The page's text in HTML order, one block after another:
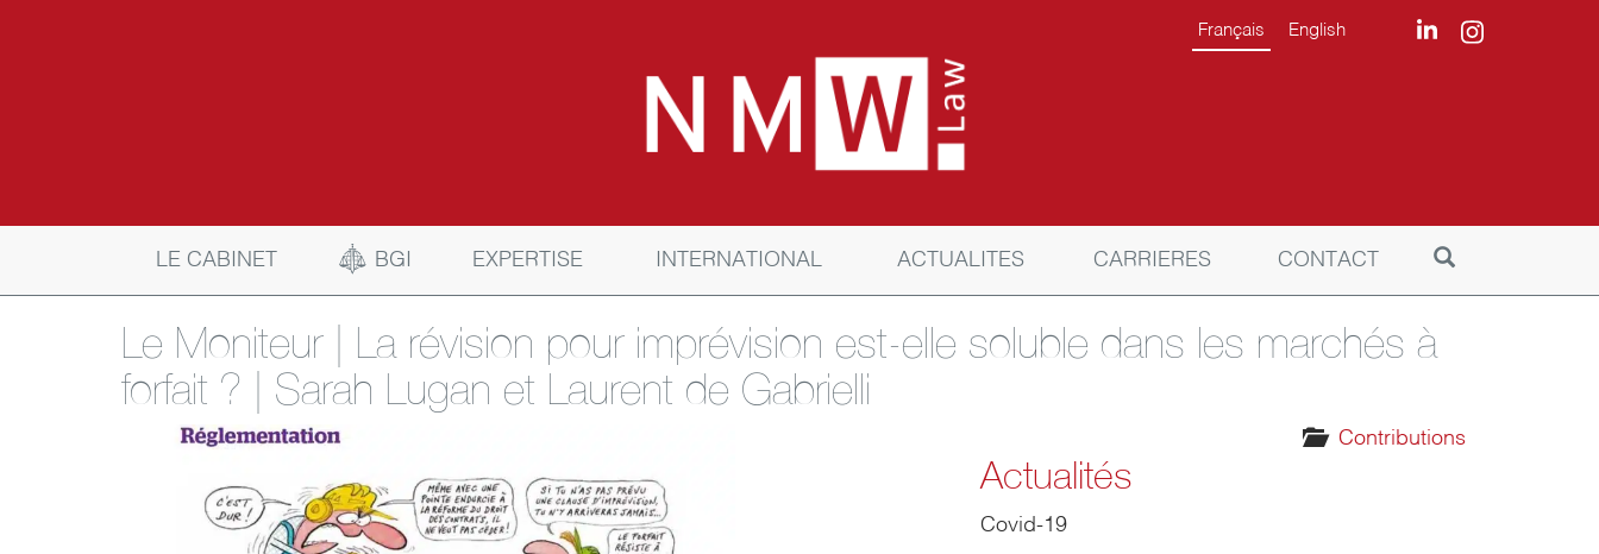
Français English
LE CABINET BGI EXPERTISE INTERNATIONAL ACTUALITES CARRIERES CONTACT
Le Moniteur | La révision pour imprévision est-elle soluble dans les marchés à
forfait ? | Sarah Lugan et Laurent de Gabrielli
Contributions
Actualités
Covid-19